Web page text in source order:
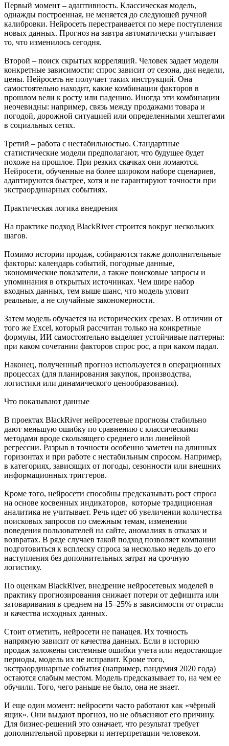
Первый момент – адаптивность. Классическая модель,
однажды построенная, не меняется до следующей ручной
калибровки. Нейросеть перестраивается по мере поступления
новых данных. Прогноз на завтра автоматически учитывает
то, что изменилось сегодня.
Второй – поиск скрытых корреляций. Человек задает модели
конкретные зависимости: спрос зависит от сезона, дня недели,
цены. Нейросеть не получает таких инструкций. Она
самостоятельно находит, какие комбинации факторов в
прошлом вели к росту или падению. Иногда эти комбинации
неочевидны: например, связь между продажами товара и
погодой, дорожной ситуацией или определенными хештегами
в социальных сетях.
Третий – работа с нестабильностью. Стандартные
статистические модели предполагают, что будущее будет
похоже на прошлое. При резких скачках они ломаются.
Нейросети, обученные на более широком наборе сценариев,
адаптируются быстрее, хотя и не гарантируют точности при
экстраординарных событиях.
Практическая логика внедрения
На практике подход BlackRiver строится вокруг нескольких
шагов.
Помимо истории продаж, собираются также дополнительные
факторы: календарь событий, погодные данные,
экономические показатели, а также поисковые запросы и
упоминания в открытых источниках. Чем шире набор
входных данных, тем выше шанс, что модель уловит
реальные, а не случайные закономерности.
Затем модель обучается на исторических срезах. В отличии от
того же Excel, который рассчитан только на конкретные
формулы, ИИ самостоятельно выделяет устойчивые паттерны:
при каком сочетании факторов спрос рос, а при каком падал.
Наконец, полученный прогноз используется в операционных
процессах (для планирования закупок, производства,
логистики или динамического ценообразования).
Что показывают данные
В проектах BlackRiver нейросетевые прогнозы стабильно
дают меньшую ошибку по сравнению с классическими
методами вроде скользящего среднего или линейной
регрессии. Разрыв в точности особенно заметен на длинных
горизонтах и при работе с нестабильным спросом. Например,
в категориях, зависящих от погоды, сезонности или внешних
информационных триггеров.
Кроме того, нейросети способны предсказывать рост спроса
на основе косвенных индикаторов, которые традиционная
аналитика не учитывает. Речь идет об увеличении количества
поисковых запросов по смежным темам, изменении
поведения пользователей на сайте, аномалиях в отказах и
возвратах. В ряде случаев такой подход позволяет компании
подготовиться к всплеску спроса за несколько недель до его
наступления без дополнительных затрат на срочную
логистику.
По оценкам BlackRiver, внедрение нейросетевых моделей в
практику прогнозирования снижает потери от дефицита или
затоваривания в среднем на 15–25% в зависимости от отрасли
и качества исходных данных.
Стоит отметить, нейросети не панацея. Их точность
напрямую зависит от качества данных. Если в историю
продаж заложены системные ошибки учета или недостающие
периоды, модель их не исправит. Кроме того,
экстраординарные события (например, пандемия 2020 года)
остаются слабым местом. Модель предсказывает то, на чем ее
обучили. Того, чего раньше не было, она не знает.
И еще один момент: нейросети часто работают как «чёрный
ящик». Они выдают прогноз, но не объясняют его причину.
Для бизнес-решений это означает, что результат требует
дополнительной проверки и интерпретации человеком.